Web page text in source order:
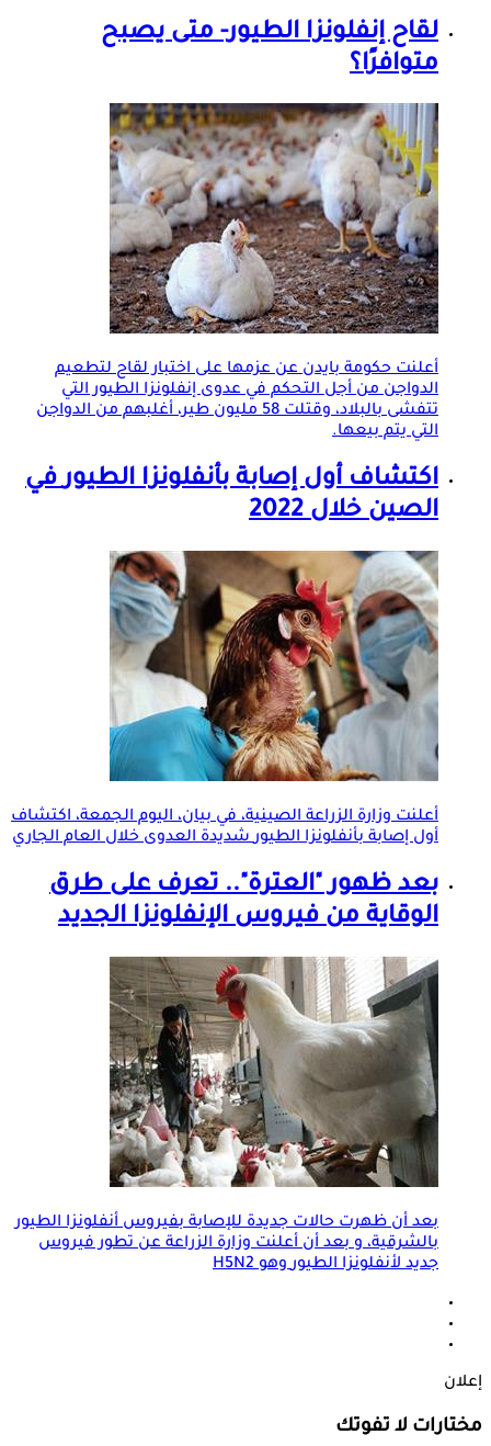
لقاح إنفلونزا الطيور- متى يصبح
متوافرًا؟
أعلنت حكومة بايدن عن عزمها على اختبار لقاح لتطعيم
الدواجن من أجل التحكم في عدوى إنفلونزا الطيور التي
تتفشى بالبلاد، وقتلت 58 مليون طير، أغلبهم من الدواجن
التي يتم بيعها.
اكتشاف أول إصابة بأنفلونزا الطيورفي
الصين خلال 2022
أعلنت وزارة الزراعة الصينية، في بيان، اليوم الجمعة، اكتشاف
أول إصابة بأنفلونزا الطيورشديدة العدوى خلال العام الجاري
بعد ظهور "العترة".. تعرف على طرق
الوقاية من فيروس الإنفلونزا الجديد
بعد أن ظهرت حالات جديدة للإصابة بفيروسأنفلونزا الطيور
بالشرقية، و بعد أن أعلنت وزارة الزراعة عن تطور فيروس
جديد لأنفلونزا الطيوروهو H5N2
إعلان
مختارات لا تفوتك